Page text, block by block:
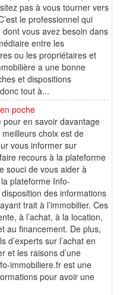
pas à vous tourner vers
le professionnel qui
vous avez besoin dans
entre les
ou les propriétaires et
a une bonne
et dispositions
tout à...
poche
en savoir davantage
choix est de
vous informer sur
recours à la plateforme
souci de vous aider à
plateforme Info-
des informations
trait à l’immobilier. Ces
à l’achat, à la location,
au financement. De plus,
d’experts sur l’achat en
et les raisons d’une
immobiliere.fr est une
pour avoir une